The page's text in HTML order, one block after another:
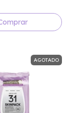
AGOTADO